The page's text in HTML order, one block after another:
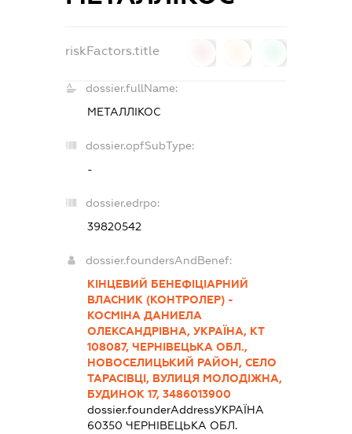
riskFactors.title
dossier.fullName:
МЕТАЛЛІКОС
dossier.opfSubType:
-
dossier.edrpo:
39820542
dossier.foundersAndBenef:
КІНЦЕВИЙ БЕНЕФІЦІАРНИЙ
ВЛАСНИК (КОНТРОЛЕР) -
КОСМІНА ДАНИЕЛА
ОЛЕКСАНДРІВНА, УКРАЇНА, КТ
108087, ЧЕРНІВЕЦЬКА ОБЛ.,
НОВОСЕЛИЦЬКИЙ РАЙОН, СЕЛО
ТАРАСІВЦІ, ВУЛИЦЯ МОЛОДІЖНА,
БУДИНОК 17, 3486013900
dossier.founderAddressУКРАЇНА
60350 ЧЕРНIВЕЦЬКА ОБЛ.